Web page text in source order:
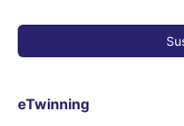
eTwinning